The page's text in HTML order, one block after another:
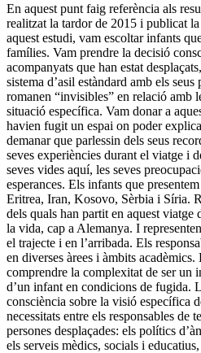
En aquest punt faig referència als
realitzat la tardor de 2015 i publicat
aquest estudi, vam escoltar infants
famílies. Vam prendre la decisió
acompanyats que han estat
sistema d’asil estàndard amb els
romanen “invisibles” en relació amb
situació específica. Vam donar a
havien fugit un espai on poder
demanar que parlessin dels seus
seves experiències durant el viatge i
seves vides aquí, les seves
esperances. Els infants que
Eritrea, Iran, Kosovo, Sèrbia i Síria.
dels quals han partit en aquest
la vida, cap a Alemanya. I
el trajecte i en l’arribada. Els
en diverses àrees i àmbits
comprendre la complexitat de ser un
d’un infant en condicions de fugida.
consciència sobre la visió específica
necessitats entre els responsables de
persones desplaçades: els polítics
els serveis mèdics, socials i